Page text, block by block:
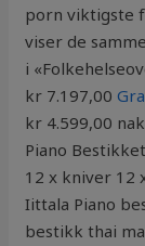
porn viktigste
viser de
i
kr 7.197,00
kr 4.599,00
Piano
12 x kniver 12
Iittala Piano
bestikk thai